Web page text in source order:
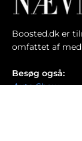
Boosted.dk er
omfattet af
Besøg også:
Auto Show